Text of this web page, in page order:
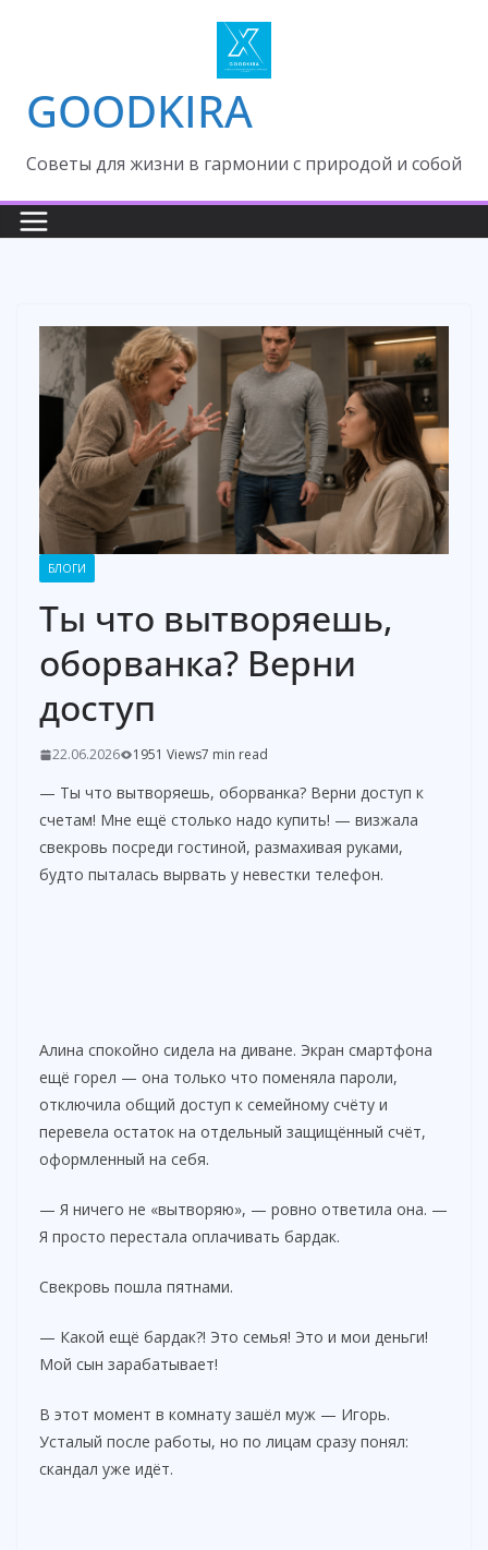
GOODKIRA
Cоветы для жизни в гармонии с природой и собой
БЛОГИ
Ты что вытворяешь,
оборванка? Верни
доступ
22.06.2026 1951 Views7 min read
— Ты что вытворяешь, оборванка? Верни доступ к
счетам! Мне ещё столько надо купить! — визжала
свекровь посреди гостиной, размахивая руками,
будто пыталась вырвать у невестки телефон.
Алина спокойно сидела на диване. Экран смартфона
ещё горел — она только что поменяла пароли,
отключила общий доступ к семейному счёту и
перевела остаток на отдельный защищённый счёт,
оформленный на себя.
— Я ничего не «вытворяю», — ровно ответила она. —
Я просто перестала оплачивать бардак.
Свекровь пошла пятнами.
— Какой ещё бардак?! Это семья! Это и мои деньги!
Мой сын зарабатывает!
В этот момент в комнату зашёл муж — Игорь.
Усталый после работы, но по лицам сразу понял:
скандал уже идёт.